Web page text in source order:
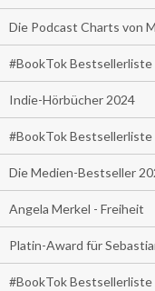
Die Podcast Charts von
#BookTok Bestsellerliste
Indie-Hörbücher 2024
#BookTok
Die Medien-Bestseller
Angela Merkel - Freiheit
Platin-Award für
#BookTok